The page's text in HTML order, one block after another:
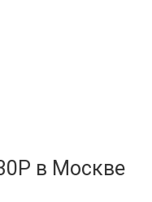
в Москве